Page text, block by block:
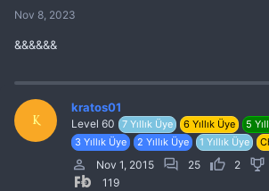
Nov 8, 2023
&&&&&&
K
kratos01
Level 60 7 Yıllık Üye 6 Yıllık Üye 5
3 Yıllık Üye
2 Yıllık Üye 1 Yıllık Üye
Nov 1, 2015 25 2
119